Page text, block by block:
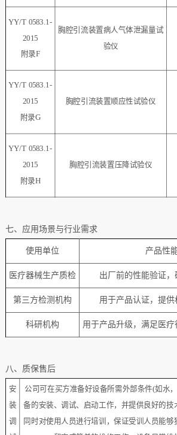
YY/T 0583.1-
2015
附录F
胸腔引流装置病人气体泄漏量试
验仪
YY/T 0583.1-
2015
附录G
胸腔引流装置顺应性试验仪
YY/T 0583.1-
2015
附录H
胸腔引流装置压降试验仪
七、 应用场景与行业需求
使用单位 产品性
‌医疗器械生产质检 出厂前的性能验证，
‌第三方检测机构 用于产品认证，提
科研机构 用于产品升级，满足医
八、质保售后
安
装
调
公司可在买方准备好设备所需外部条件(如水
备的安装、调试、启动工作，并提供良好的技
同时对使用人员进行培训，保证受训人员能够